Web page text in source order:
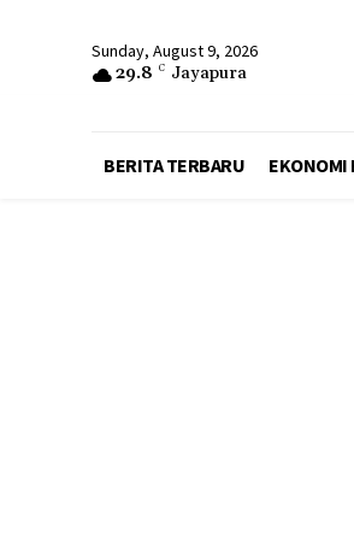
Sunday, August 9, 2026
29.8 C Jayapura
BERITA TERBARU EKONOMI